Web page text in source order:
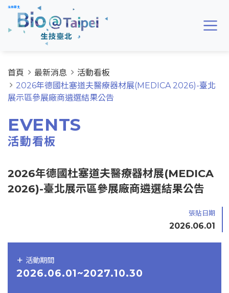
跳到主要內容區
生技臺北
首頁 最新消息
活動看板
2026年德國杜塞道夫醫療器材展(MEDICA 2026)-臺北
展示區參展廠商遴選結果公告
EVENTS
活動看板
張貼日期
2026.06.01
2026年德國杜塞道夫醫療器材展(MEDICA
2026)-臺北展示區參展廠商遴選結果公告
活動期間
2026.06.01~2027.10.30